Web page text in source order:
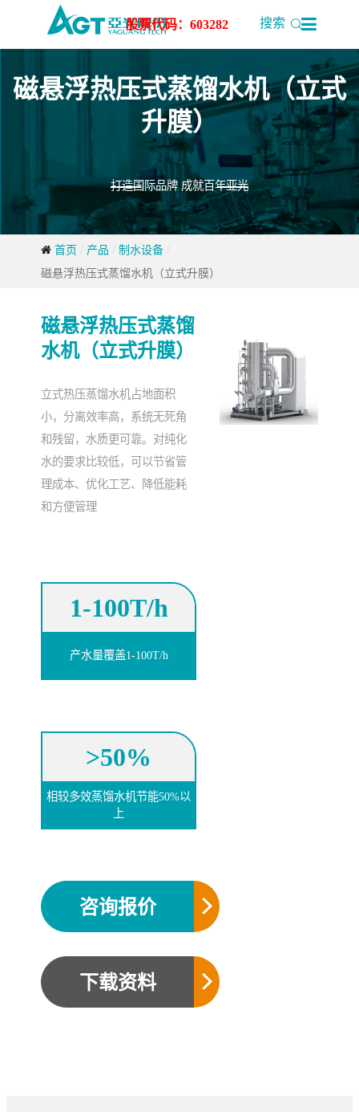
 搜索
股票代码：603282
磁悬浮热压式蒸馏水机（立式
升膜）
打造国际品牌 成就百年亚光
首页 产品
制水设备
磁悬浮热压式蒸馏水机（立式升膜）
磁悬浮热压式蒸馏
水机（立式升膜）
立式热压蒸馏水机占地面积
小，分离效率高，系统无死角
和残留，水质更可靠。对纯化
水的要求比较低，可以节省管
理成本、优化工艺、降低能耗
和方便管理
1-100T/h
产水量覆盖1-100T/h
>50%
相较多效蒸馏水机节能50%以
上
咨询报价
下载资料